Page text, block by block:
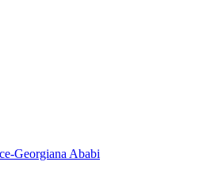
Georgiana Ababi